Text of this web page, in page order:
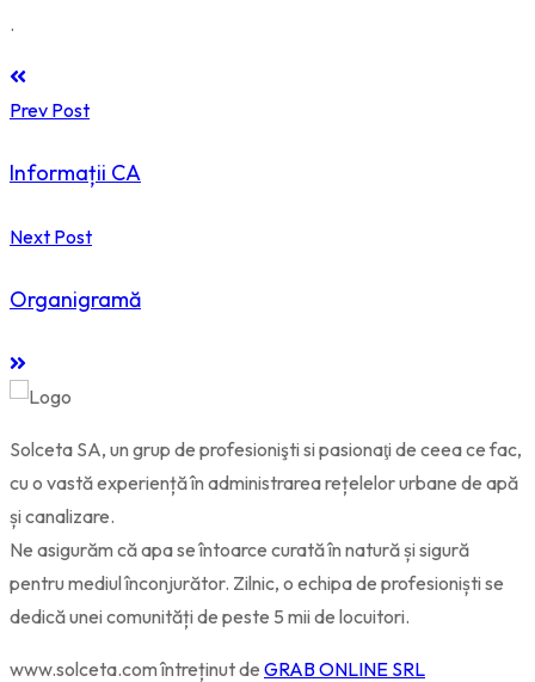
.
Prev Post
Informații CA
Next Post
Organigramă
Solceta SA, un grup de profesionişti si pasionaţi de ceea ce fac,
cu o vastă experiență în administrarea rețelelor urbane de apă
și canalizare.
Ne asigurăm că apa se întoarce curată în natură și sigură
pentru mediul înconjurător. Zilnic, o echipa de profesioniști se
dedică unei comunități de peste 5 mii de locuitori.
www.solceta.com întreținut de GRAB ONLINE SRL